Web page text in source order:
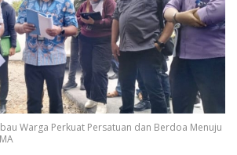
Warga Perkuat Persatuan dan Berdoa Menuju